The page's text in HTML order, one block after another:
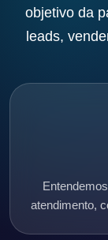
objetivo da
leads,
atendimento,